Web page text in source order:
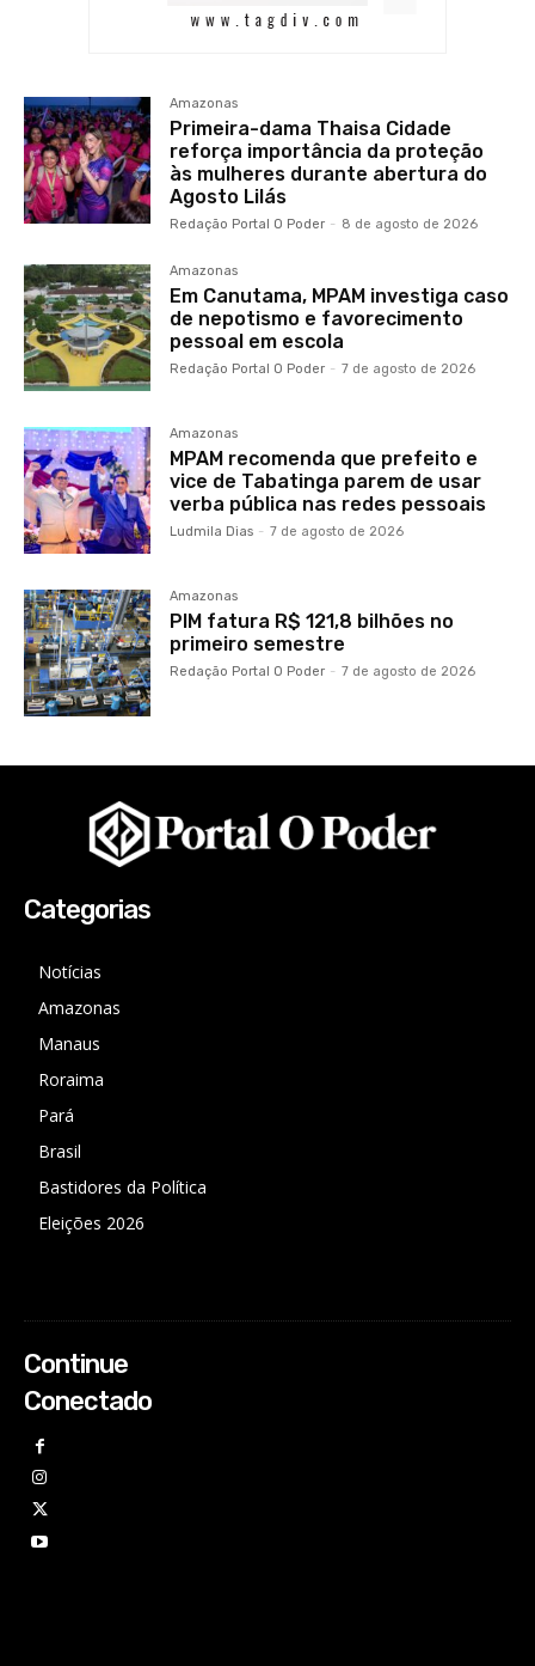
Amazonas
Primeira-dama Thaisa Cidade
reforça importância da proteção
às mulheres durante abertura do
Agosto Lilás
Redação Portal O Poder - 8 de agosto de 2026
Amazonas
Em Canutama, MPAM investiga caso
de nepotismo e favorecimento
pessoal em escola
Redação Portal O Poder - 7 de agosto de 2026
Amazonas
MPAM recomenda que prefeito e
vice de Tabatinga parem de usar
verba pública nas redes pessoais
Ludmila Dias - 7 de agosto de 2026
Amazonas
PIM fatura R$ 121,8 bilhões no
primeiro semestre
Redação Portal O Poder - 7 de agosto de 2026
Categorias
Notícias
Amazonas
Manaus
Roraima
Pará
Brasil
Bastidores da Política
Eleições 2026
Continue
Conectado